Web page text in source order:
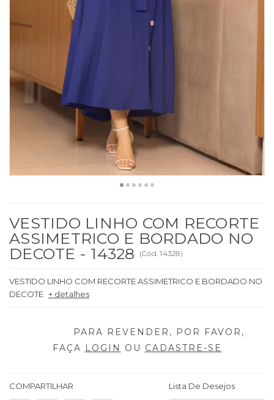
VESTIDO LINHO COM RECORTE
ASSIMETRICO E BORDADO NO
DECOTE - 14328
(Cód.14328)
VESTIDO LINHO COM RECORTE ASSIMETRICO E BORDADO NO
DECOTE + detalhes
FAÇA LOGIN OU CADASTRE-SE
COMPARTILHAR Lista De Desejos